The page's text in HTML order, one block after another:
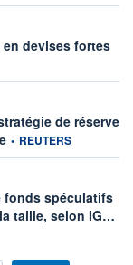
en devises fortes
de réserve
information fournie par
• REUTERS
fonds spéculatifs
taille, selon IG…